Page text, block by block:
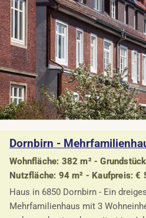
Dornbirn -
Wohnfläche: 382 m² -
Nutzfläche: 94 m² - Kaufpreis: €
Haus in 6850 Dornbirn - Ein
Mehrfamilienhaus mit 3